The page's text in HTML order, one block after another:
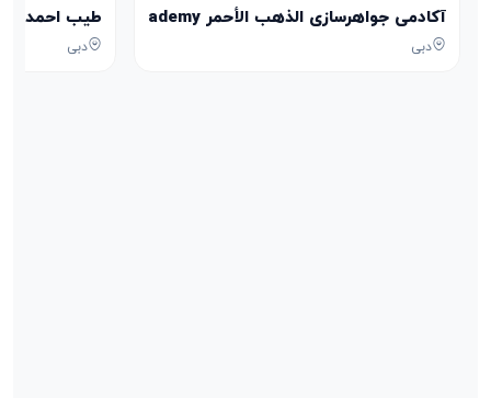
آکادمی جواهرسازی الذهب الأحمر Aldhahab Alahmar Jewelry Academy
دبی
طیب احمدی Tayeb Ahmadi
دبی